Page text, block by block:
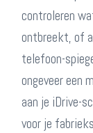
controleren
ontbreekt, of
telefoon-
ongeveer een
aan je iDrive-
voor je